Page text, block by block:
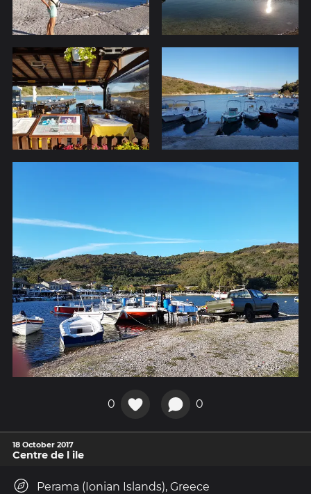
0 0
18 October 2017
Centre de l ile
Perama (Ionian Islands), Greece